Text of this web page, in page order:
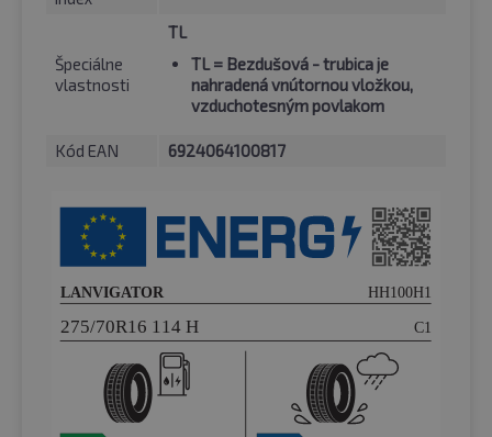
Špeciálne
vlastnosti
TL
TL= Bezdušová - trubica je
nahradená vnútornou vložkou,
vzduchotesným povlakom
Kód EAN 6924064100817